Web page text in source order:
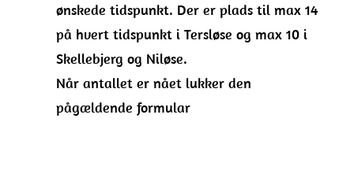
ønskede tidspunkt. Der er plads til max 14
på hvert tidspunkt i Tersløse og max 10 i
Skellebjerg og Niløse.
Når antallet er nået lukker den
pågældende formular